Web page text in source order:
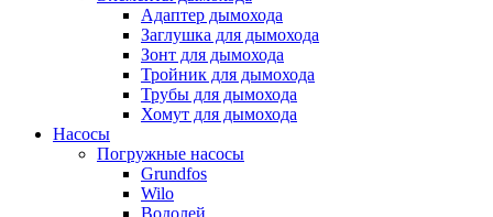
Адаптер дымохода
Заглушка для дымохода
Зонт для дымохода
Тройник для дымохода
Трубы для дымохода
Хомут для дымохода
Насосы
Погружные насосы
Grundfos
Wilo
Водолей